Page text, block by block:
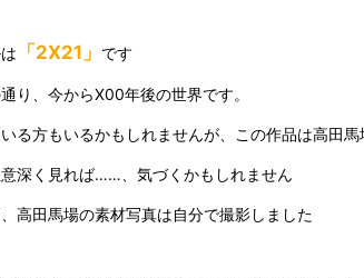
「2X21」 です
り、今からX00年後の世界です。
る方もいるかもしれませんが、この作品は高田
深く見れば……、気づくかもしれません
高田馬場の素材写真は自分で撮影しました